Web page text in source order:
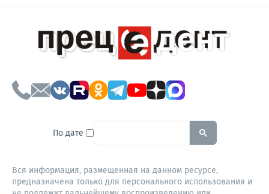
По дате To search this site, enter a
Вся информация, размещенная на данном ресурсе,
предназначена только для персонального использования и